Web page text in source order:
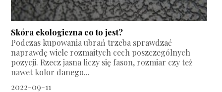
Skóra ekologiczna co to jest?
Podczas kupowania ubrań trzeba sprawdzać
naprawdę wiele rozmaitych cech poszczególnych
pozycji. Rzecz jasna liczy się fason, rozmiar czy też
nawet kolor danego...
2022-09-11